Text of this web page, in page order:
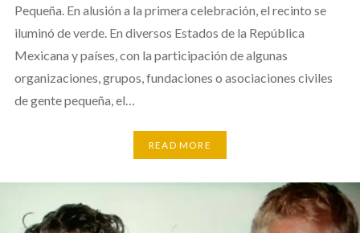
Pequeña. En alusión a la primera celebración, el recinto se
iluminó de verde. En diversos Estados de la República
Mexicana y países, con la participación de algunas
organizaciones, grupos, fundaciones o asociaciones civiles
de gente pequeña, el…
READ MORE